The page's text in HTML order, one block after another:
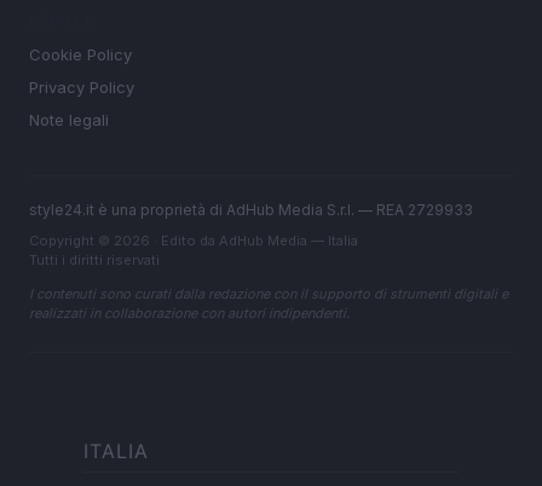
Cookie Policy
Privacy Policy
Note legali
style24.it è una proprietà di AdHub Media S.r.l. — REA 2729933
Copyright © 2026 · Edito da AdHub Media — Italia
Tutti i diritti riservati
I contenuti sono curati dalla redazione con il supporto di strumenti digitali e
realizzati in collaborazione con autori indipendenti.
ITALIA